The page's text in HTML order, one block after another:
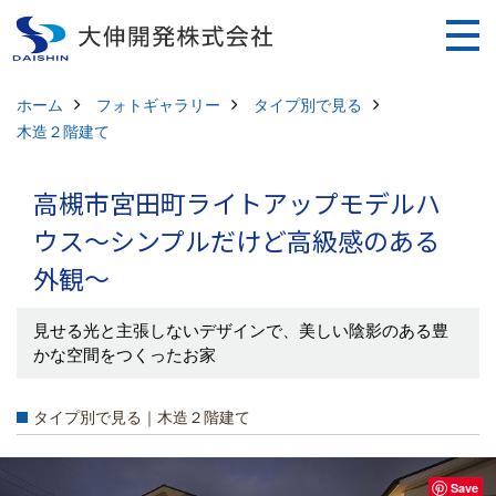
ホーム フォトギャラリー
タイプ別で見る
木造２階建て
高槻市宮田町ライトアップモデルハ
ウス～シンプルだけど高級感のある
外観～
見せる光と主張しないデザインで、美しい陰影のある豊
かな空間をつくったお家
タイプ別で見る｜木造２階建て
Save